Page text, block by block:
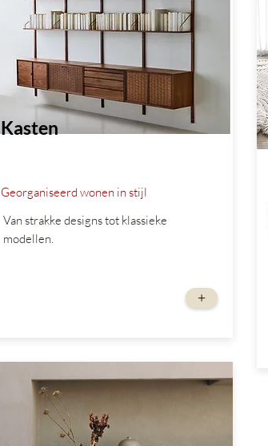
Kasten
Georganiseerd wonen in stijl
Van strakke designs tot klassieke
modellen.
+